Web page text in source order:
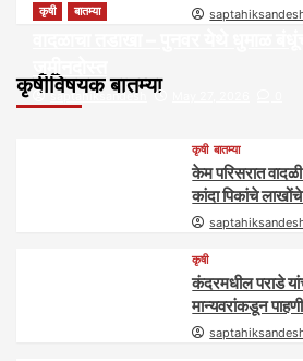
कृषीविषयक बातम्या
कृषी बातम्या
saptahiksandesh
कृषी बातम्या
केम परिसरात
कांदा पिकांचे
कृषी
कंदरमधील पराडे
मान्यवरांकडून पाहणी